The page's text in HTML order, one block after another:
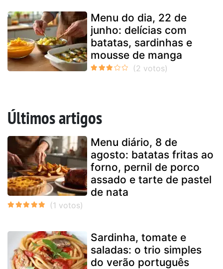
Menu do dia, 22 de
junho: delícias com
batatas, sardinhas e
mousse de manga
Últimos artigos
Menu diário, 8 de
agosto: batatas fritas ao
forno, pernil de porco
assado e tarte de pastel
de nata
Sardinha, tomate e
saladas: o trio simples
do verão português